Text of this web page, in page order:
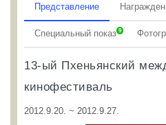
Представление
Специальный показ 9
13-ый Пхеньянский
кинофестиваль
2012.9.20. ~ 2012.9.27.